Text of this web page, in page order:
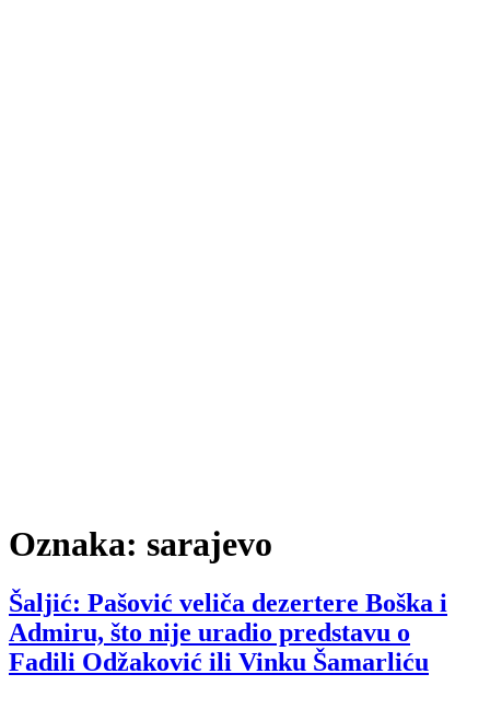
Oznaka: sarajevo
Šaljić: Pašović veliča dezertere Boška i
Admiru, što nije uradio predstavu o
Fadili Odžaković ili Vinku Šamarliću